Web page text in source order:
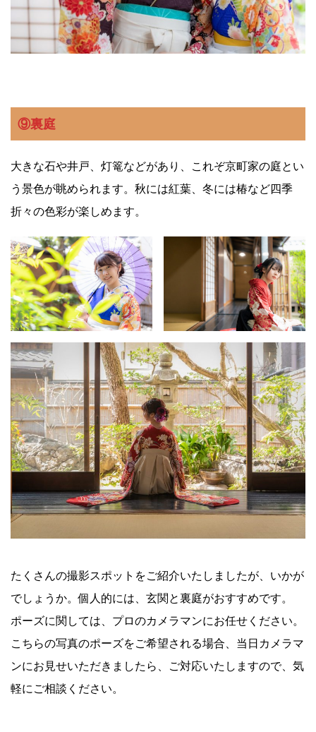
⑨裏庭
大きな石や井戸、灯篭などがあり、これぞ京町家の庭とい
う景色が眺められます。秋には紅葉、冬には椿など四季
折々の色彩が楽しめます。
たくさんの撮影スポットをご紹介いたしましたが、いかが
でしょうか。個人的には、玄関と裏庭がおすすめです。
ポーズに関しては、プロのカメラマンにお任せください。
こちらの写真のポーズをご希望される場合、当日カメラマ
ンにお見せいただきましたら、ご対応いたしますので、気
軽にご相談ください。